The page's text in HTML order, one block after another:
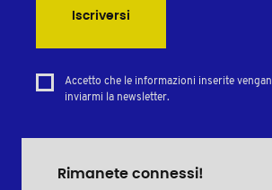
Iscriversi
Accetto che le informazioni inserite
inviarmi la newsletter.
Rimanete connessi!